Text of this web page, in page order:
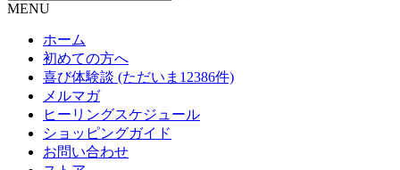
MENU
ホーム
初めての方へ
喜び体験談 (ただいま12386件)
メルマガ
ヒーリングスケジュール
ショッピングガイド
お問い合わせ